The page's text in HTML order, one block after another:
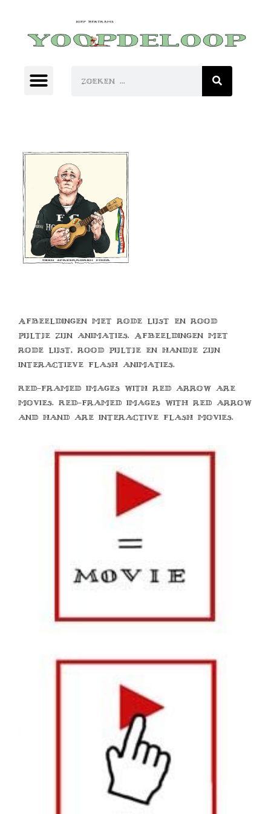
Afbeeldingen met rode lijst en rood
pijltje zijn animaties. Afbeeldingen met
rode lijst, rood pijltje en handje zijn
interactieve flash animaties.
Red-framed images with red arrow are
movies. Red-framed images with red arrow
and hand are interactive flash movies.